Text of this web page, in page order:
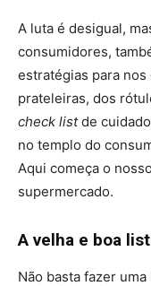
A luta é desigual,
consumidores,
estratégias para
prateleiras, dos
check listde
no templo do
Aqui começa o
supermercado.
A velha e boa
Não basta fazer